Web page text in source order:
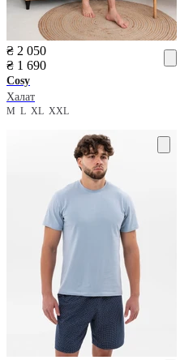
₴ 2 050
₴ 1 690
Cosy
Халат
M L XL XXL